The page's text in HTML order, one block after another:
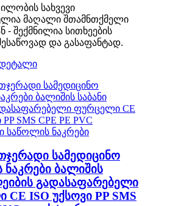
სახვევი
მაღალი შთამნთქმელი
- შექმნილია სითხეების
და გასაფანტად.
სამედიცინო
ბალიშის
გადასაფარებელი
ISO უქსოვი PP SMS